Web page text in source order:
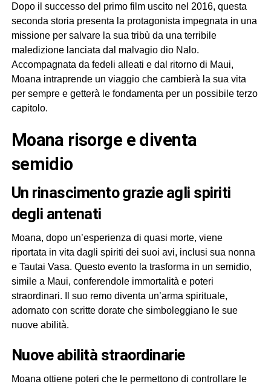
Dopo il successo del primo film uscito nel 2016, questa
seconda storia presenta la protagonista impegnata in una
missione per salvare la sua tribù da una terribile
maledizione lanciata dal malvagio dio Nalo.
Accompagnata da fedeli alleati e dal ritorno di Maui,
Moana intraprende un viaggio che cambierà la sua vita
per sempre e getterà le fondamenta per un possibile terzo
capitolo.
Moana risorge e diventa
semidio
Un rinascimento grazie agli spiriti
degli antenati
Moana, dopo un’esperienza di quasi morte, viene
riportata in vita dagli spiriti dei suoi avi, inclusi sua nonna
e Tautai Vasa. Questo evento la trasforma in un semidio,
simile a Maui, conferendole immortalità e poteri
straordinari. Il suo remo diventa un’arma spirituale,
adornato con scritte dorate che simboleggiano le sue
nuove abilità.
Nuove abilità straordinarie
Moana ottiene poteri che le permettono di controllare le